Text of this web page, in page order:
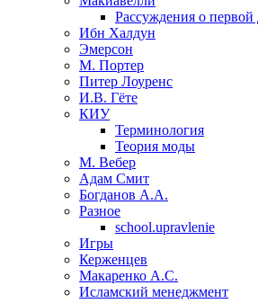
Рассуждения о
Ибн Халдун
Эмерсон
М. Портер
Питер Лоуренс
И.В. Гёте
КИУ
Терминология
Теория моды
М. Вебер
Адам Смит
Богданов А.А.
Разное
school.upravlenie
Игры
Керженцев
Макаренко А.С.
Исламский менеджмент